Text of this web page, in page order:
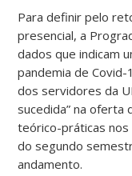
Para definir pelo
presencial, a
dados que indicam
pandemia de Covid-
dos servidores da
sucedida” na oferta
teórico-práticas nos
do segundo
andamento.